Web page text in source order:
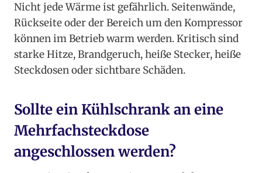
Nicht jede Wärme ist gefährlich. Seitenwände,
Rückseite oder der Bereich um den Kompressor
können im Betrieb warm werden. Kritisch sind
starke Hitze, Brandgeruch, heiße Stecker, heiße
Steckdosen oder sichtbare Schäden.
Sollte ein Kühlschrank an eine
Mehrfachsteckdose
angeschlossen werden?